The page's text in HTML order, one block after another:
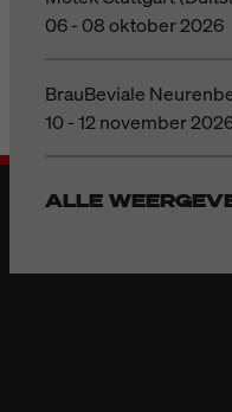
06 - 08 oktober 2026
BrauBeviale
10 - 12 november
ALLE